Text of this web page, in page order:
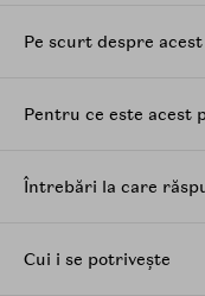
fortificare a
sensibilitatilor. Un
curat si proaspat.
piele, lasand-o
Pe scurt despre
Pentru ce este acest
Întrebări la care
Cui i se potrivește